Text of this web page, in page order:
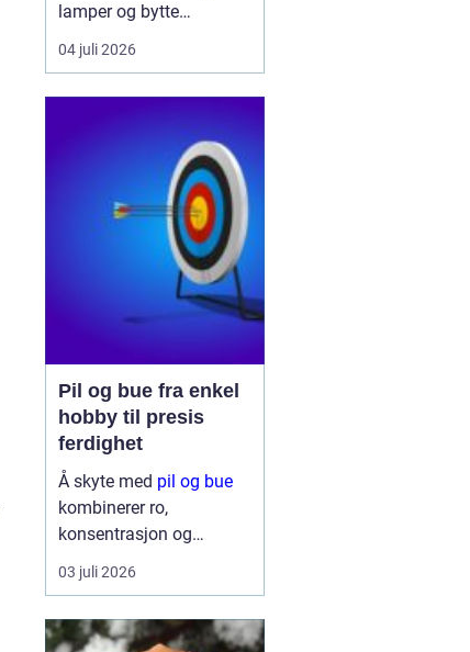
lamper og bytte
stikkontakter. Yrket
handler om sikkerhet,
hver eneste dag. Strøm
finnes i alle boliger, bygg
og bedrifte...
04 juli 2026
Pil og bue fra enkel
hobby til presis
ferdighet
Å skyte med pil og bue
kombinerer ro,
konsentrasjon og
mestring på en måte få
andre aktiviteter gjør.
nysgjerrighet, som en
03 juli 2026